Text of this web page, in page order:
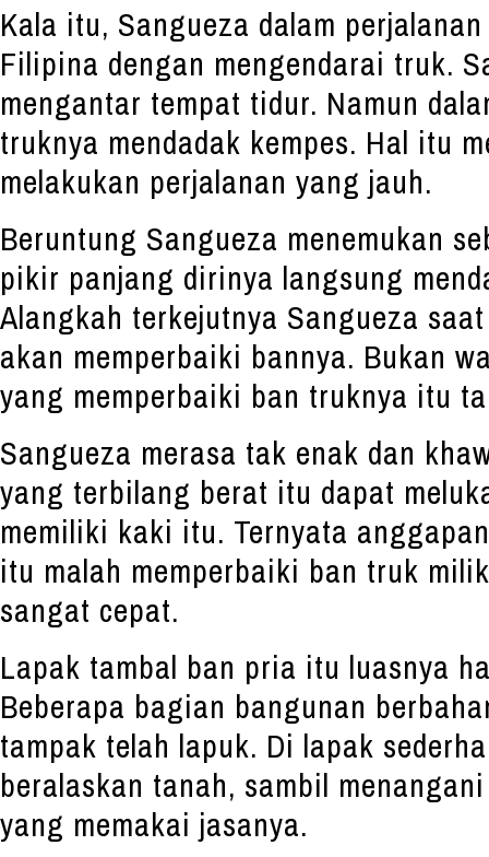
Kala itu, Sangueza dalam
Filipina dengan mengendarai truk.
mengantar tempat tidur. Namun
truknya mendadak kempes. Hal itu
melakukan perjalanan yang jauh.
Beruntung Sangueza menemukan
pikir panjang dirinya langsung
Alangkah terkejutnya Sangueza
akan memperbaiki bannya. Bukan
yang memperbaiki ban truknya itu
Sangueza merasa tak enak dan
yang terbilang berat itu dapat
memiliki kaki itu. Ternyata
itu malah memperbaiki ban truk
sangat cepat.
Lapak tambal ban pria itu luasnya
Beberapa bagian bangunan
tampak telah lapuk. Di lapak
beralaskan tanah, sambil
yang memakai jasanya.